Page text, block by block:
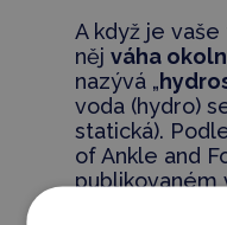
A když je
něj váha
nazývá „
voda (hydro)
statická).
of Ankle and
publikovaném